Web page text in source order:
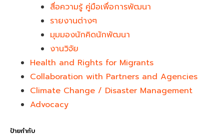
สื่อความรู้ คู่มือเพื่อการพัฒนา
รายงานต่างๆ
มุมมองนักคิดนักพัฒนา
งานวิจัย
Health and Rights for Migrants
Collaboration with Partners and Agencies
Climate Change / Disaster Management
Advocacy
ป้ายกำกับ